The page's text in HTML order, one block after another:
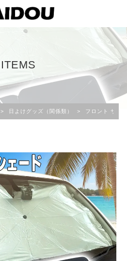
ITEMS
> 日よけグッズ（関係類） > フロント サン